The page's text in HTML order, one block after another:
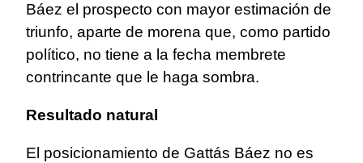
Báez el prospecto con mayor estimación de
triunfo, aparte de morena que, como partido
político, no tiene a la fecha membrete
contrincante que le haga sombra.
Resultado natural
El posicionamiento de Gattás Báez no es